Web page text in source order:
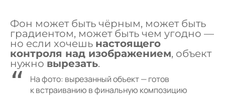
Фон может быть чёрным, может быть
градиентом, может быть чем угодно —
но если хочешь настоящего
контроля над изображением, объект
нужно вырезать.
На фото: вырезанный объект — готов
к встраиванию в финальную композицию